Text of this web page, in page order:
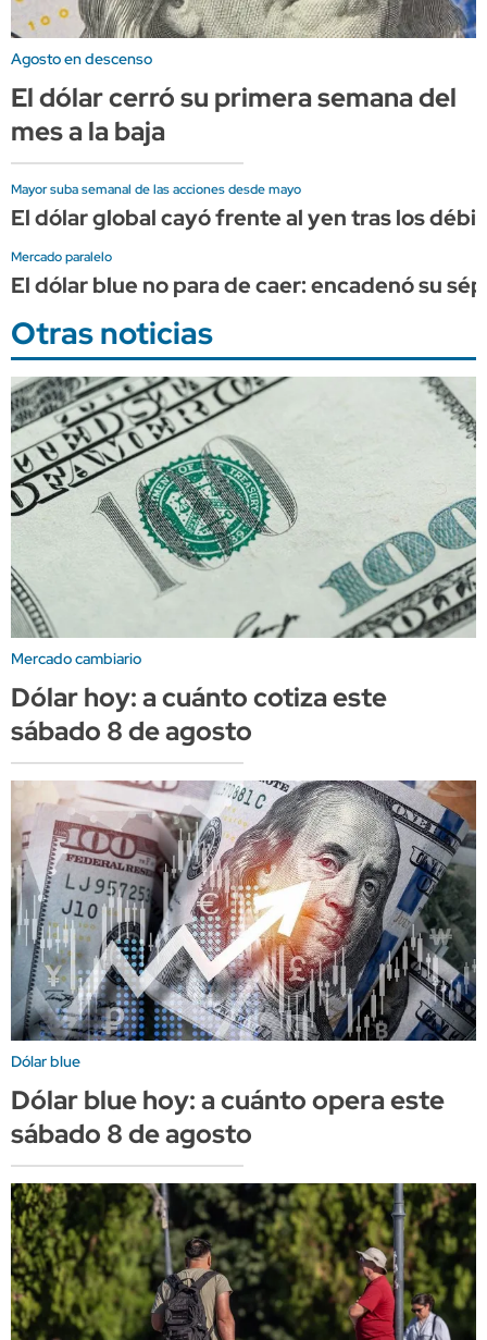
Agosto en descenso
El dólar cerró su primera semana del
mes a la baja
Mayor suba semanal de las acciones desde mayo
El dólar global cayó frente al yen tras los
Mercado paralelo
El dólar blue no para de caer: encadenó su
Otras noticias
Mercado cambiario
Dólar hoy: a cuánto cotiza este
sábado 8 de agosto
Dólar blue
Dólar blue hoy: a cuánto opera este
sábado 8 de agosto